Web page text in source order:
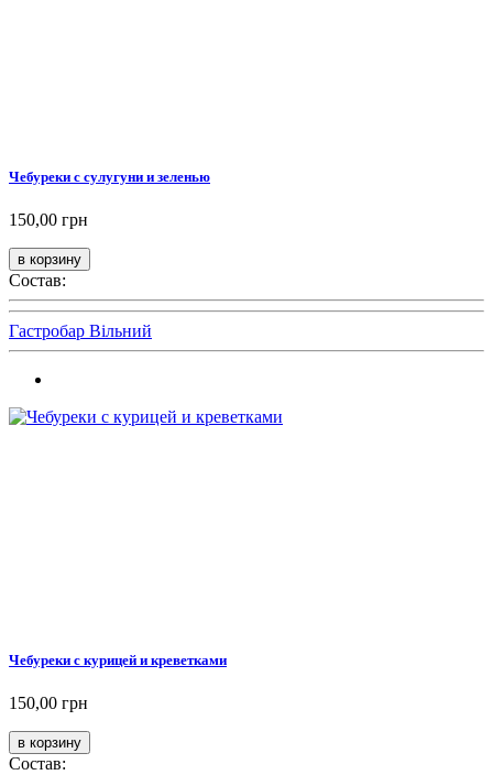
Чебуреки с сулугуни и зеленью
150,00 грн
Состав:
Гастробар Вільний
Чебуреки с курицей и креветками
150,00 грн
Состав: